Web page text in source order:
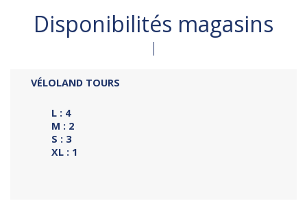
Disponibilités magasins
VÉLOLAND TOURS
L : 4
M : 2
S : 3
XL : 1